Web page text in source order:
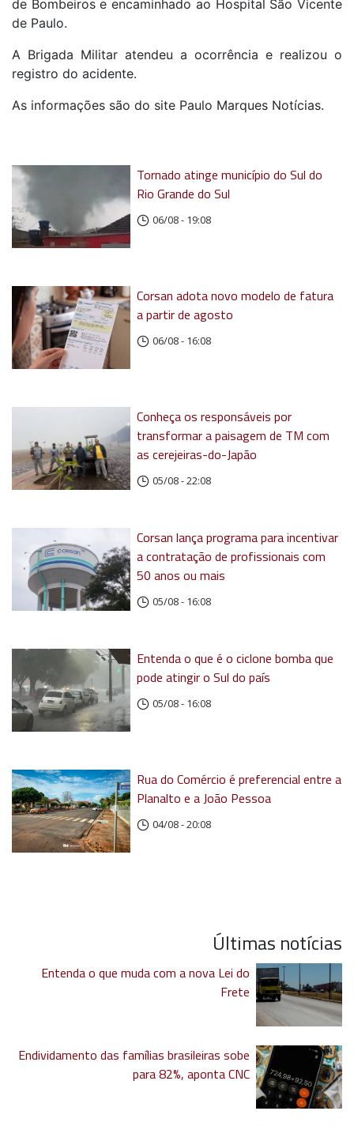
de Bombeiros e encaminhado ao Hospital São Vicente
de Paulo.
A Brigada Militar atendeu a ocorrência e realizou o
registro do acidente.
As informações são do site Paulo Marques Notícias.
Tornado atinge município do Sul do
Rio Grande do Sul
06/08 - 19:08
Corsan adota novo modelo de fatura
a partir de agosto
06/08 - 16:08
Conheça os responsáveis por
transformar a paisagem de TM com
as cerejeiras-do-Japão
05/08 - 22:08
Corsan lança programa para incentivar
a contratação de profissionais com
50 anos ou mais
05/08 - 16:08
Entenda o que é o ciclone bomba que
pode atingir o Sul do país
05/08 - 16:08
Rua do Comércio é preferencial entre a
Planalto e a João Pessoa
04/08 - 20:08
Últimas notícias
Entenda o que muda com a nova Lei do
Frete
Endividamento das famílias brasileiras sobe
para 82%, aponta CNC